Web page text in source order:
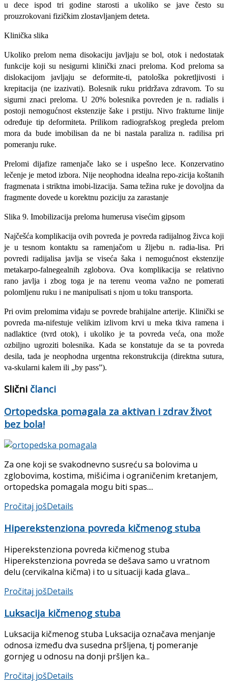
u dece ispod tri godine staro­sti a ukoliko se jave često su
prouzrokova­ni fizičkim zlostavljanjem deteta.
Klinička slika
Ukoliko prelom nema disokaciju javlja­ju se bol, otok i nedostatak
funkcije koji su nesigurni klinički znaci preloma. Kod pre­loma sa
dislokacijom javljaju se deformite-ti, patološka pokretljivosti i
krepitacija (ne izazivati). Bolesnik ruku pridržava zdra­vom. To su
sigurni znaci preloma. U 20% bolesnika povreden je n. radialis i
postoji nemogućnost ekstenzije šake i prstiju. Ni­vo frakturne linije
određuje tip deformite­ta. Prilikom radiografskog pregleda prelom
mora da bude imobilisan da ne bi nastala paraliza n. radilisa pri
pomeranju ruke.
Prelomi dijafize ramenjače lako se i uspešno lece. Konzervatino
lečenje je me­tod izbora. Nije neophodna idealna repo-zicija koštanih
fragmenata i striktna imobi-lizacija. Sama težina ruke je dovoljna da
fragmente dovede u korektnu poziciju za zarastanje
Slika 9. Imobilizacija preloma humerusa visećim gipsom
Najčešća komplikacija ovih povreda je povreda radijalnog živca koji
je u tesnom kontaktu sa ramenjačom u žljebu n. radia-lisa. Pri
povredi radijalisa javlja se viseća šaka i nemogućnost ekstenzije
metakarpo-falnegealnih zglobova. Ova komplikacija se relativno
rano javlja i zbog toga je na te­renu veoma važno ne pomerati
polomlje­nu ruku i ne manipulisati s njom u toku transporta.
Pri ovim prelomima viđaju se povrede brahijalne arterije. Klinički se
povreda ma-nifestuje velikim izlivom krvi u meka tki­va ramena i
nadlaktice (tvrd otok), i uko­liko je ta povreda veća, ona može
ozbiljno ugroziti bolesnika. Kada se konstatuje da se ta povreda
desila, tada je neophodna ur­gentna rekonstrukcija (direktna sutura,
va-skularni kalem ili „by pass”).
Slični članci
Ortopedska pomagala za aktivan i zdrav život
bez bola!
Za one koji se svakodnevno susreću sa bolovima u
zglobovima, kostima, mišićima i ograničenim kretanjem,
ortopedska pomagala mogu biti spas....
Pročitaj jošDetails
Hiperekstenziona povreda kičmenog stuba
Hiperekstenziona povreda kičmenog stuba
Hiperekstenziona povreda se dešava samo u vratnom
delu (cervikalna kičma) i to u situaciji kada glava...
Pročitaj jošDetails
Luksacija kičmenog stuba
Luksacija kičmenog stuba Luksacija označava menjanje
odnosa između dva susedna pršljena, tj pomeranje
gornjeg u odno­su na donji pršljen ka...
Pročitaj jošDetails